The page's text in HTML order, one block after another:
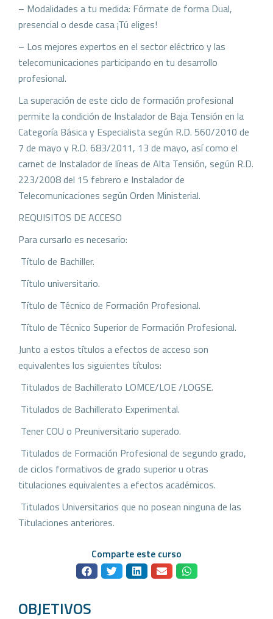
– Modalidades a tu medida: Fórmate de forma Dual,
presencial o desde casa ¡Tú eliges!
– Los mejores expertos en el sector eléctrico y las
telecomunicaciones participando en tu desarrollo
profesional.
La superación de este ciclo de formación profesional
permite la condición de Instalador de Baja Tensión en la
Categoría Básica y Especialista según R.D. 560/2010 de
7 de mayo y R.D. 683/2011, 13 de mayo, así como el
carnet de Instalador de líneas de Alta Tensión, según R.D.
223/2008 del 15 febrero e Instalador de
Telecomunicaciones según Orden Ministerial.
REQUISITOS DE ACCESO
Para cursarlo es necesario:
 Título de Bachiller.
 Título universitario.
 Título de Técnico de Formación Profesional.
 Título de Técnico Superior de Formación Profesional.
Junto a estos títulos a efectos de acceso son
equivalentes los siguientes títulos:
 Titulados de Bachillerato LOMCE/LOE /LOGSE.
 Titulados de Bachillerato Experimental.
 Tener COU o Preuniversitario superado.
 Titulados de Formación Profesional de segundo grado,
de ciclos formativos de grado superior u otras
titulaciones equivalentes a efectos académicos.
 Titulados Universitarios que no posean ninguna de las
Titulaciones anteriores.
Comparte este curso
OBJETIVOS